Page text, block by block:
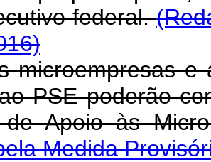
federal.
microempresas e
PSE poderão
de Apoio às
Medida